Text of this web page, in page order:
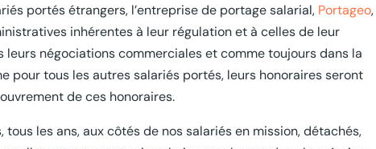
portés étrangers, l’entreprise de portage salarial, Portageo,
inhérentes à leur régulation et à celles de leur
leurs négociations commerciales et comme toujours dans la
pour tous les autres salariés portés, leurs honoraires seront
de ces honoraires.
les ans, aux côtés de nos salariés en mission, détachés,